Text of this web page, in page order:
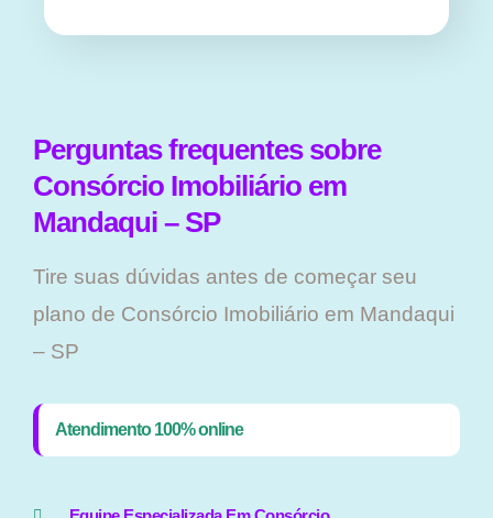
Perguntas frequentes sobre
Consórcio Imobiliário em
Mandaqui – SP
Tire suas dúvidas antes de começar seu
plano ​de Consórcio Imobiliário em Mandaqui
– SP
Atendimento 100% online